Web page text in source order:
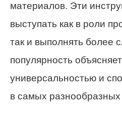
материалов. Эти
выступать как в роли
так и выполнять более
популярность
универсальностью и
в самых разнообразных